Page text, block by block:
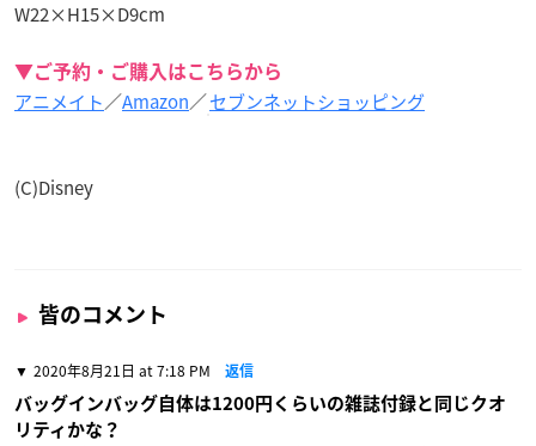
W22×H15×D9cm
▼ご予約・ご購入はこちらから
アニメイト／Amazon／セブンネットショッピング
(C)Disney
皆のコメント
2020年8月21日 at 7:18 PM 返信
バッグインバッグ自体は1200円くらいの雑誌付録と同じクオ
リティかな？